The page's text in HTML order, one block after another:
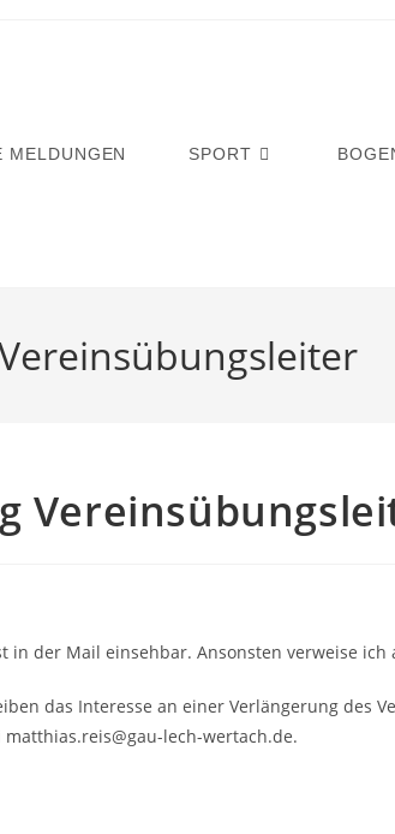
MELDUNGEN SPORT
in der Mail einsehbar. Ansonsten verweise
das Interesse an einer Verlängerung des
lech-wertach.de.